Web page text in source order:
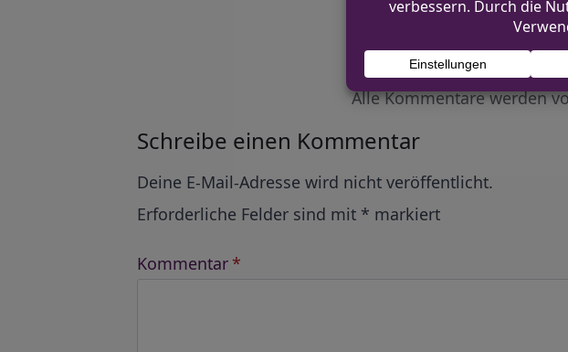
Anonym und
Alle Kommentare werden
Schreibe einen Kommentar
Deine E-Mail-Adresse wird nicht veröffentlicht.
Erforderliche Felder sind mit * markiert
Kommentar *